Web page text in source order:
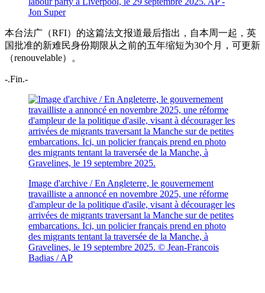
Jon Super
本台法广（RFI）的这篇法文报道最后指出，自本周一起，英
国批准的新难民身份期限从之前的五年缩短为30个月，可更新
（renouvelable）。
-.Fin.-
Image d'archive / En Angleterre, le gouvernement
travailliste a annoncé en novembre 2025, une réforme
d'ampleur de la politique d'asile, visant à décourager les
arrivées de migrants traversant la Manche sur de petites
embarcations. Ici, un policier français prend en photo
des migrants tentant la traversée de la Manche, à
Gravelines, le 19 septembre 2025. © Jean-Francois
Badias / AP